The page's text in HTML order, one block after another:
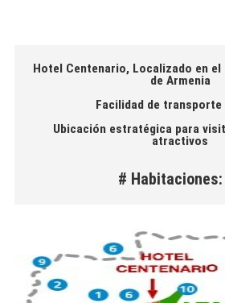
Hotel Centenario, Localizado en
de Armenia
Facilidad de transporte
Ubicación estratégica para
atractivos
# Habitaciones: